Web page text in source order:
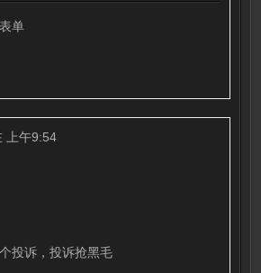
单
上午9:54
投诉，投诉抢黑毛